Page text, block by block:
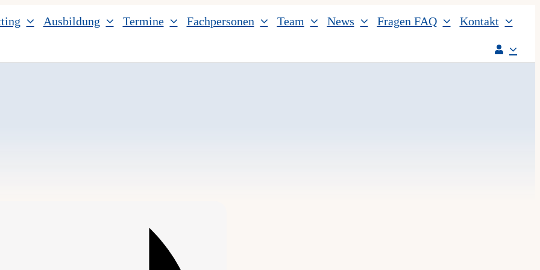
Ausbildung Termine Fachpersonen Team News Fragen FAQ Kontakt